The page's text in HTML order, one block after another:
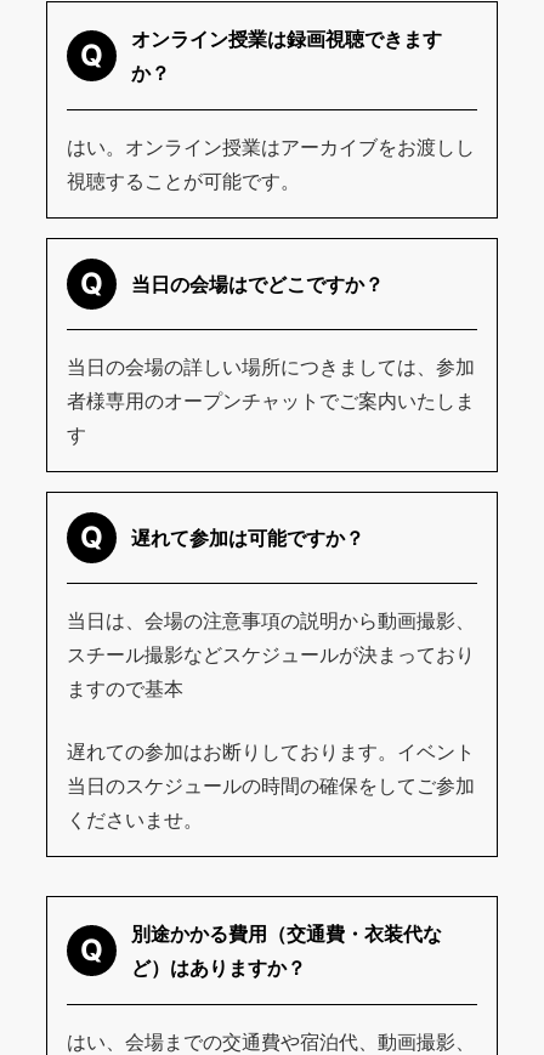
Q
オンライン授業は録画視聴できます
か？
はい。オンライン授業はアーカイブをお渡しし
視聴することが可能です。
Q 当日の会場はでどこですか？
当日の会場の詳しい場所につきましては、参加
者様専用のオープンチャットでご案内いたしま
す
Q 遅れて参加は可能ですか？
当日は、会場の注意事項の説明から動画撮影、
スチール撮影などスケジュールが決まっており
ますので基本
遅れての参加はお断りしております。イベント
当日のスケジュールの時間の確保をしてご参加
くださいませ。
Q
別途かかる費用（交通費・衣装代な
ど）はありますか？
はい、会場までの交通費や宿泊代、動画撮影、